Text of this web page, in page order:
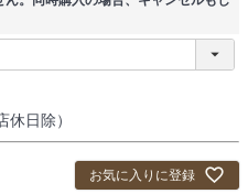
休日除）
お気に入りに登録